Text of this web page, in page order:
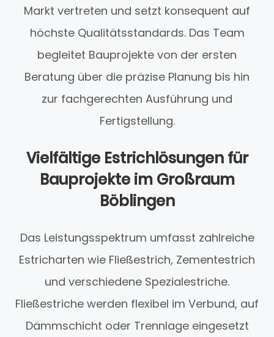
Markt vertreten und setzt konsequent auf
höchste Qualitätsstandards. Das Team
begleitet Bauprojekte von der ersten
Beratung über die präzise Planung bis hin
zur fachgerechten Ausführung und
Fertigstellung.
Vielfältige Estrichlösungen für
Bauprojekte im Großraum
Böblingen
Das Leistungsspektrum umfasst zahlreiche
Estricharten wie Fließestrich, Zementestrich
und verschiedene Spezialestriche.
Fließestriche werden flexibel im Verbund, auf
Dämmschicht oder Trennlage eingesetzt